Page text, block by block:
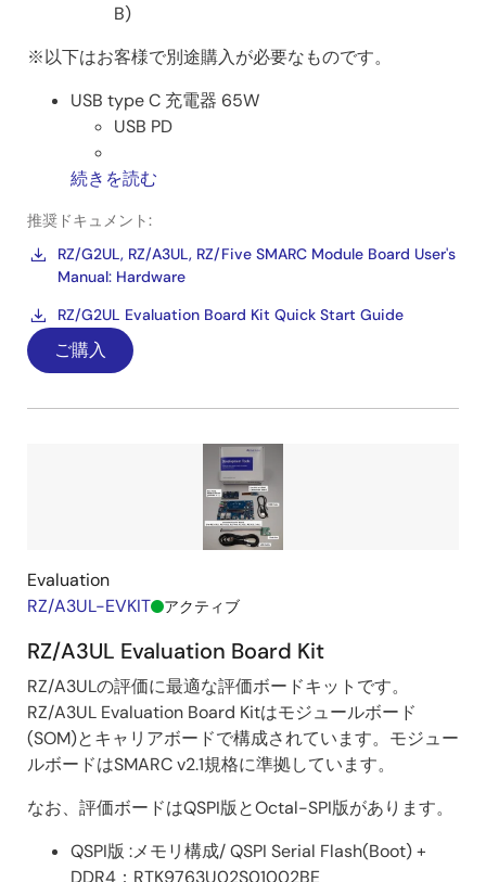
B)
※以下はお客様で別途購入が必要なものです。
USB type C 充電器 65W
USB PD
続きを読む
推奨ドキュメント:
RZ/G2UL, RZ/A3UL, RZ/Five SMARC Module Board User's
Manual: Hardware
RZ/G2UL Evaluation Board Kit Quick Start Guide
ご購入
Evaluation
RZ/A3UL-EVKIT
アクティブ
RZ/A3UL Evaluation Board Kit
RZ/A3ULの評価に最適な評価ボードキットです。
RZ/A3UL Evaluation Board Kitはモジュールボード
(SOM)とキャリアボードで構成されています。モジュー
ルボードはSMARC v2.1規格に準拠しています。
なお、評価ボードはQSPI版とOctal-SPI版があります。
QSPI版 :メモリ構成/ QSPI Serial Flash(Boot) +
DDR4：RTK9763U02S01002BE